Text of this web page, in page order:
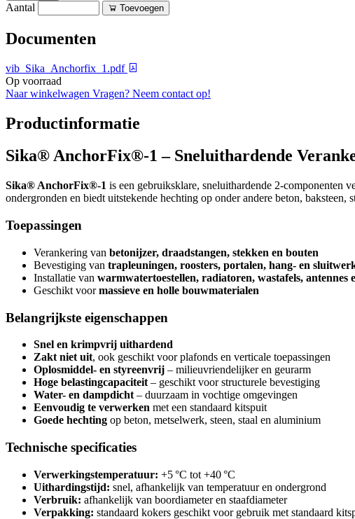
Aantal Toevoegen
Documenten
vib_Sika_Anchorfix_1.pdf
Op voorraad
Naar winkelwagen Vragen? Neem contact op!
Productinformatie
Sika® AnchorFix®-1 – Sneluithardende
Sika® AnchorFix®-1 is een gebruiksklare, sneluithardende 2-componenten
ondergronden en biedt uitstekende hechting op onder andere beton,
Toepassingen
Verankering van betonijzer, draadstangen, stekken en bouten
Bevestiging van trapleuningen, roosters, portalen, hang- en
Installatie van warmwatertoestellen, radiatoren, wastafels, antennes
Geschikt voormassieve en holle bouwmaterialen
Belangrijkste eigenschappen
Snel en krimpvrij uithardend
Zakt niet uit, ook geschikt voor plafonds en verticale toepassingen
Oplosmiddel- en styreenvrij – milieuvriendelijker en geurarm
Hoge belastingcapaciteit – geschikt voor structurele bevestiging
Water- en dampdicht – duurzaam in vochtige omgevingen
Eenvoudig te verwerken met een standaard kitspuit
Goede hechting op beton, metselwerk, steen, staal en aluminium
Technische specificaties
Verwerkingstemperatuur: +5 °C tot +40 °C
Uithardingstijd: snel, afhankelijk van temperatuur en ondergrond
Verbruik: afhankelijk van boordiameter en staafdiameter
Verpakking: standaard kokers geschikt voor gebruik met standaard